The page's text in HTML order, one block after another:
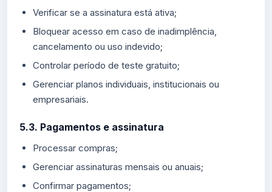
Verificar se a assinatura está ativa;
Bloquear acesso em caso de inadimplência,
cancelamento ou uso indevido;
Controlar período de teste gratuito;
Gerenciar planos individuais, institucionais ou
empresariais.
5.3. Pagamentos e assinatura
Processar compras;
Gerenciar assinaturas mensais ou anuais;
Confirmar pagamentos;